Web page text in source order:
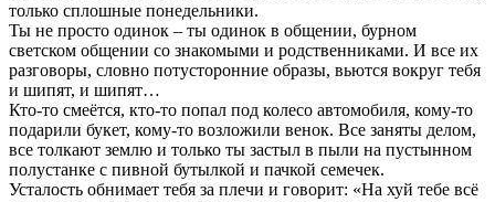
только сплошные понедельники.
Ты не просто одинок – ты одинок в общении, бурном
светском общении со знакомыми и родственниками. И все их
разговоры, словно потусторонние образы, вьются вокруг тебя
и шипят, и шипят…
Кто-то смеётся, кто-то попал под колесо автомобиля, кому-то
подарили букет, кому-то возложили венок. Все заняты делом,
все толкают землю и только ты застыл в пыли на пустынном
полустанке с пивной бутылкой и пачкой семечек.
Усталость обнимает тебя за плечи и говорит: «На хуй тебе всё